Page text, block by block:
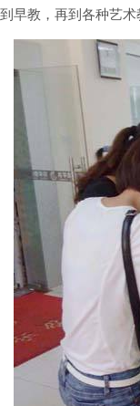
早教，再到各种艺